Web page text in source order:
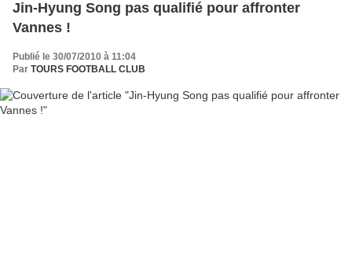
Jin-Hyung Song pas qualifié pour affronter
Vannes !
Publié le 30/07/2010 à 11:04
Par TOURS FOOTBALL CLUB